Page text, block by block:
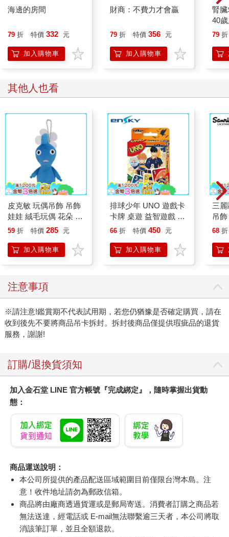
海邊的房間
79 折 特價 332 元
加入購物車
財商：不費力才會贏
79 折 特價 356 元
加入購物車
腎
40
就
79 折
其他人也看
皮克敏 玩偶吊飾 吊飾
娃娃 絨毛玩偶 花朵 葉
子 藍色皮克敏 紅色皮
Pikmin 任天堂 三英貿
易
59 折 特價 285 元
加入購物車
排球少年 UNO 遊戲卡
卡牌 桌遊 益智遊戲 日
向翔陽 影山飛雄 烏野
66 折 特價 450 元
加入購物車
三
吊
偶
68 折
您可能也需要
幸福壽命：光長壽還不
夠！四大關鍵翻轉衰退
迷思，打造超越健康的
人生價值
折 特價 411 元
願你不焦慮、不內耗、
人間清醒、安然自得、
鬆弛感拉滿，水豚系的
生活哲學，這世界十分
79 特價 355 元
注意事項
※請注意!鑑賞期不代表試用期，若您仍猶豫是否確定購買，請在
收到後先不要將商品吊卡拆封。拆封後商品僅提供瑕疵品的退貨
服務，謝謝!